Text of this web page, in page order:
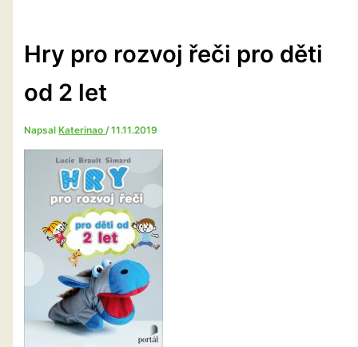
Hry pro rozvoj řeči pro děti
od 2 let
Napsal Katerinao/11.11.2019